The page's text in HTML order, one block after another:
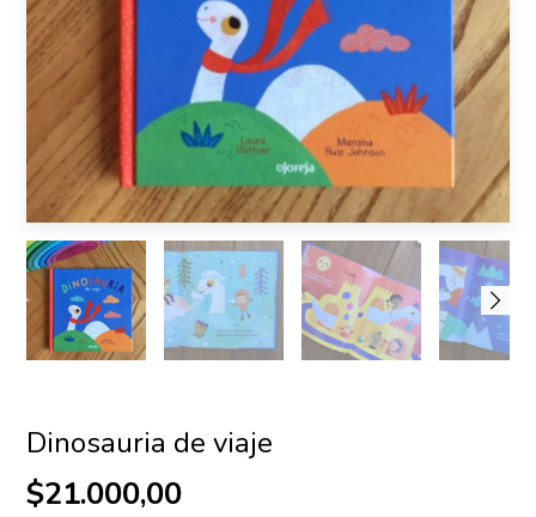
Dinosauria de viaje
$21.000,00